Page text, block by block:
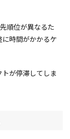
順位が異なるた
時間がかかるケ
が停滞してしま